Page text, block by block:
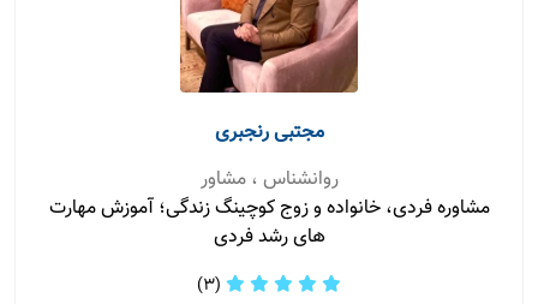
مجتبی رنجبری
روانشناس ، مشاور
مشاوره فردی، خانواده و زوج کوچینگ زندگی؛ آموزش مهارت
های رشد فردی
(3)